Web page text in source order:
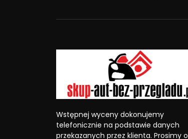
Wstępnej wyceny dokonujemy
telefonicznie na podstawie danych
przekazanych przez klienta. Prosimy o